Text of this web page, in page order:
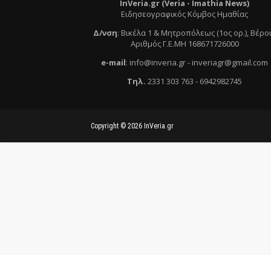
InVeria.gr (Veria - Ιmathia News)
Ειδησεογραφικός Κόμβος Ημαθίας
Δ/νση: Βικέλα 1 & Μητροπόλεως (1ος ορ.),
Αριθμός Γ.Ε.ΜΗ 168671726000
e-mail: info@inveria.gr- inveriagr@gmail.com
Τηλ. 2331 303 763 - 6942982745
Copyright © 2026 InVeria.gr